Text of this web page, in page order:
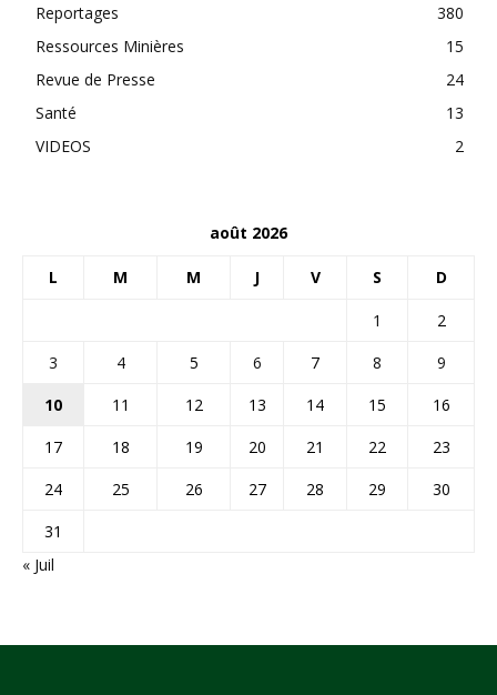
Reportages
380
Ressources Minières
15
Revue de Presse
24
Santé
13
VIDEOS
2
août 2026
L M M J V S D
1
2
3
4 5 6 7 8
9
10
11 12 13 14 15
16
17
18 19 20 21 22
23
24
25 26 27 28 29
30
31
« Juil